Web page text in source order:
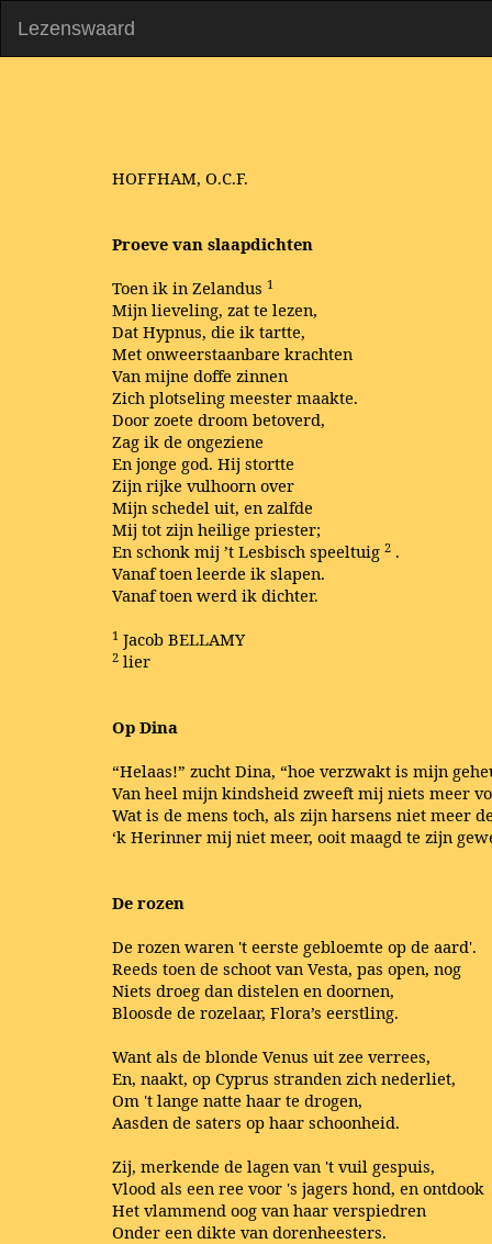
Lezenswaard
HOFFHAM, O.C.F.
Proeve van slaapdichten
Toen ik in Zelandus 1
Mijn lieveling, zat te lezen,
Dat Hypnus, die ik tartte,
Met onweerstaanbare krachten
Van mijne doffe zinnen
Zich plotseling meester maakte.
Door zoete droom betoverd,
Zag ik de ongeziene
En jonge god. Hij stortte
Zijn rijke vulhoorn over
Mijn schedel uit, en zalfde
Mij tot zijn heilige priester;
En schonk mij ’t Lesbisch speeltuig 2 .
Vanaf toen leerde ik slapen.
Vanaf toen werd ik dichter.
1 Jacob BELLAMY
2 lier
Op Dina
“Helaas!” zucht Dina, “hoe verzwakt is mijn
Van heel mijn kindsheid zweeft mij niets meer
Wat is de mens toch, als zijn harsens niet meer
‘k Herinner mij niet meer, ooit maagd te zijn
De rozen
De rozen waren 't eerste gebloemte op de aard'.
Reeds toen de schoot van Vesta, pas open, nog
Niets droeg dan distelen en doornen,
Bloosde de rozelaar, Flora’s eerstling.
Want als de blonde Venus uit zee verrees,
En, naakt, op Cyprus stranden zich nederliet,
Om 't lange natte haar te drogen,
Aasden de saters op haar schoonheid.
Zij, merkende de lagen van 't vuil gespuis,
Vlood als een ree voor 's jagers hond, en ontdook
Het vlammend oog van haar verspiedren
Onder een dikte van dorenheesters.